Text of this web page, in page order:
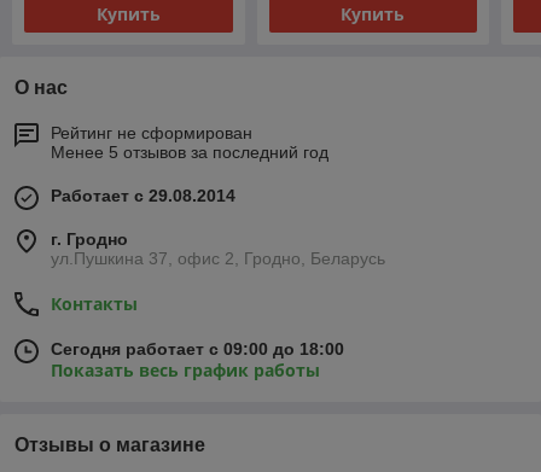
Купить Купить
О нас
Рейтинг не сформирован
Менее 5 отзывов за последний год
Работает с 29.08.2014
г. Гродно
ул.Пушкина 37, офис 2, Гродно, Беларусь
Контакты
Сегодня работает с 09:00 до 18:00
Показать весь график работы
Отзывы о магазине